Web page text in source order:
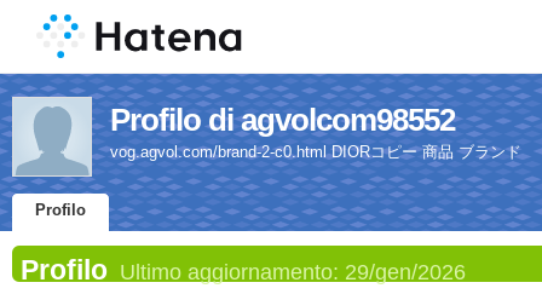
Profilo di agvolcom98552
vog.agvol.com/brand-2-c0.html DIORコピー 商品 ブランド
Profilo
Profilo Ultimo aggiornamento: 29/gen/2026